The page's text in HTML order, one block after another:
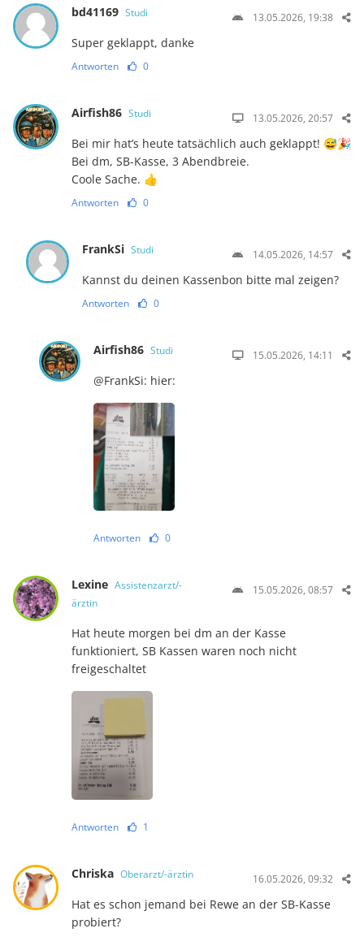
bd41169 Studi 13.05.2026, 19:38
Super geklappt, danke
Antworten 0
Airfish86 Studi 13.05.2026, 20:57
Bei mir hat’s heute tatsächlich auch geklappt! 😅🎉
Bei dm, SB-Kasse, 3 Abendbreie.
Coole Sache. 👍
Antworten 0
FrankSi Studi 14.05.2026, 14:57
Kannst du deinen Kassenbon bitte mal zeigen?
Antworten 0
Airfish86 Studi 15.05.2026, 14:11
@FrankSi: hier:
Antworten 0
Lexine Assistenzarzt/-
ärztin
15.05.2026, 08:57
Hat heute morgen bei dm an der Kasse
funktioniert, SB Kassen waren noch nicht
freigeschaltet
Antworten 1
Chriska Oberarzt/-ärztin 16.05.2026, 09:32
Hat es schon jemand bei Rewe an der SB-Kasse
probiert?